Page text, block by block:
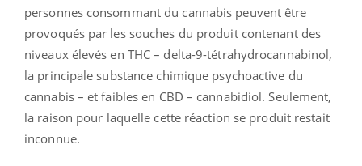
personnes consommant du cannabis peuvent être
provoqués par les souches du produit contenant des
niveaux élevés en THC – delta-9-tétrahydrocannabinol,
la principale substance chimique psychoactive du
cannabis – et faibles en CBD – cannabidiol. Seulement,
la raison pour laquelle cette réaction se produit restait
inconnue.